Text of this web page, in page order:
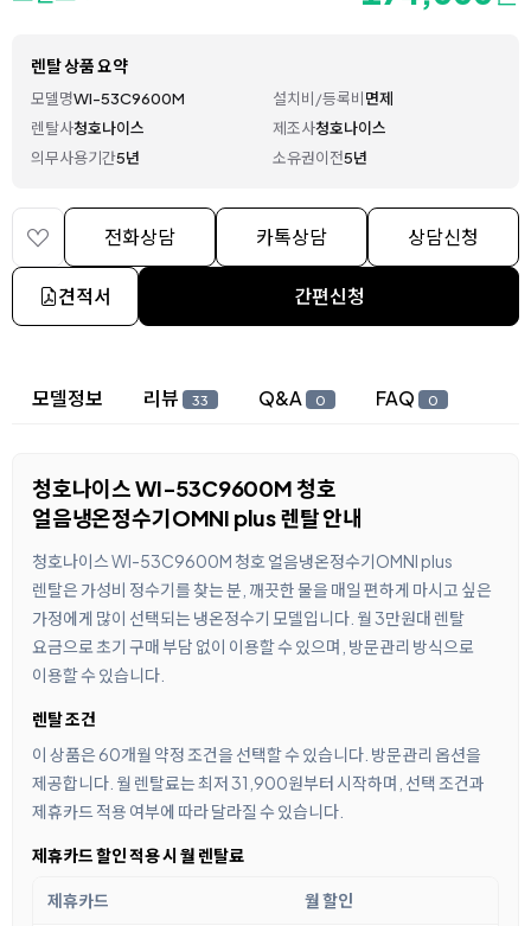
렌탈 상품 요약
모델명WI-53C9600M 설치비/등록비면제
렌탈사청호나이스 제조사청호나이스
의무사용기간5년 소유권이전5년
전화상담 카톡상담 상담신청
견적서 간편신청
상세 정보
모델정보 리뷰 33 Q&A 0 FAQ 0
청호나이스 WI-53C9600M 청호
얼음냉온정수기OMNI plus 렌탈 안내
청호나이스 WI-53C9600M 청호 얼음냉온정수기OMNI plus
렌탈은 가성비 정수기를 찾는 분, 깨끗한 물을 매일 편하게 마시고 싶은
가정에게 많이 선택되는 냉온정수기 모델입니다. 월 3만원대 렌탈
요금으로 초기 구매 부담 없이 이용할 수 있으며, 방문관리 방식으로
이용할 수 있습니다.
렌탈 조건
이 상품은 60개월 약정 조건을 선택할 수 있습니다. 방문관리 옵션을
제공합니다. 월 렌탈료는 최저 31,900원부터 시작하며, 선택 조건과
제휴카드 적용 여부에 따라 달라질 수 있습니다.
제휴카드 할인 적용 시 월 렌탈료
제휴카드 월 할인